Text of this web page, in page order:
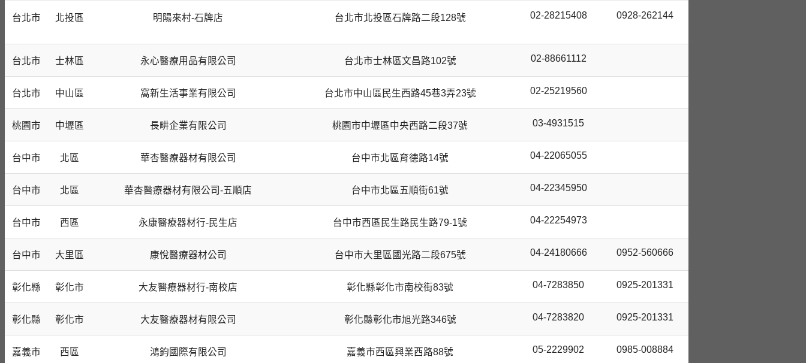
台北市 北投區 明陽來村-石牌店 台北市北投區石牌路二段128號 02-28215408 0928-262144
台北市 士林區 永心醫療用品有限公司 台北市士林區文昌路102號 02-88661112
台北市 中山區 窩新生活事業有限公司 台北市中山區民生西路45巷3弄23號 02-25219560
桃園市 中壢區 長畊企業有限公司 桃園市中壢區中央西路二段37號 03-4931515
台中市 北區 華杏醫療器材有限公司 台中市北區育德路14號 04-22065055
台中市 北區 華杏醫療器材有限公司-五順店 台中市北區五順街61號 04-22345950
台中市 西區 永康醫療器材行-民生店 台中市西區民生路民生路79-1號 04-22254973
台中市 大里區 康悅醫療器材公司 台中市大里區國光路二段675號 04-24180666 0952-560666
彰化縣 彰化市 大友醫療器材行-南校店 彰化縣彰化市南校街83號 04-7283850 0925-201331
彰化縣 彰化市 大友醫療器材有限公司 彰化縣彰化市旭光路346號 04-7283820 0925-201331
嘉義市 西區 鴻鈞國際有限公司 嘉義市西區興業西路88號 05-2229902 0985-008884